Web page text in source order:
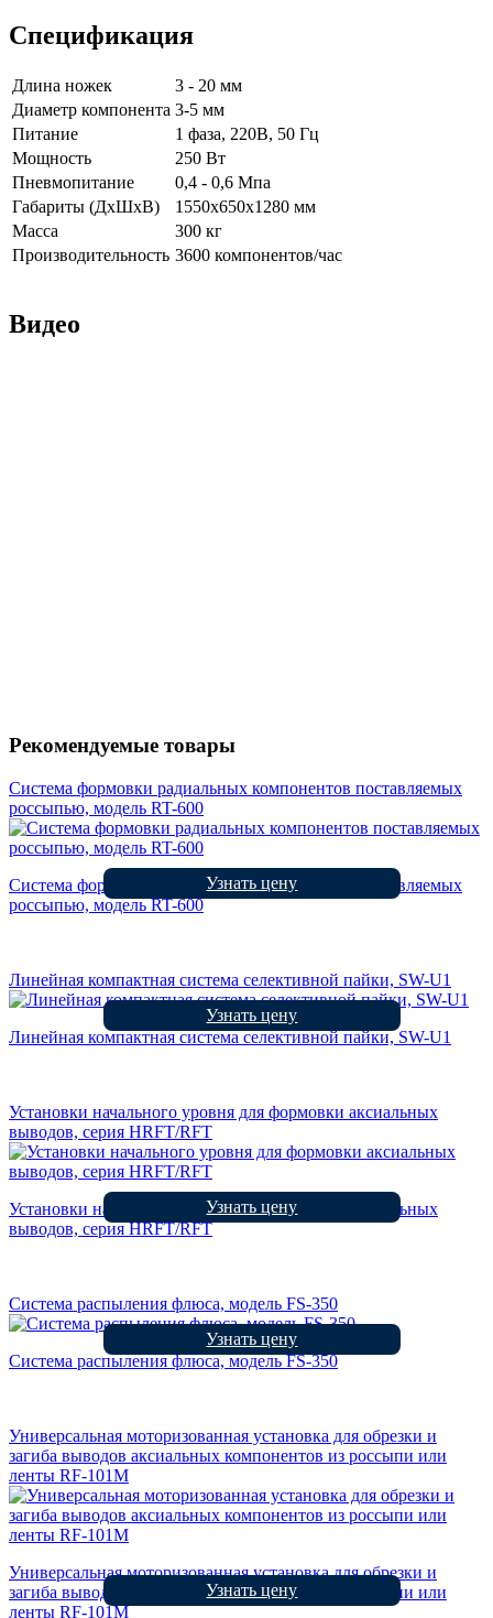
Спецификация
Длина ножек
3 - 20 мм
Диаметр компонента 3-5 мм
Питание
1 фаза, 220В, 50 Гц
Мощность
250 Вт
Пневмопитание
0,4 - 0,6 Мпа
Габариты (ДхШхВ)
1550х650х1280 мм
Масса
300 кг
Производительность 3600 компонентов/час
Видео
Рекомендуемые товары
Система формовки радиальных компонентов поставляемых
россыпью, модель RT-600
Система формовки радиальных компонентов поставляемых
россыпью, модель RT-600
Узнать цену
Линейная компактная система селективной пайки, SW-U1
Линейная компактная система селективной пайки, SW-U1
Узнать цену
Установки начального уровня для формовки аксиальных
выводов, серия HRFT/RFT
Установки начального уровня для формовки аксиальных
выводов, серия HRFT/RFT
Узнать цену
Cистема распыления флюса, модель FS-350
Cистема распыления флюса, модель FS-350
Узнать цену
Универсальная моторизованная установка для обрезки и
загиба выводов аксиальных компонентов из россыпи или
ленты RF-101M
Универсальная моторизованная установка для обрезки и
загиба выводов аксиальных компонентов из россыпи или
ленты RF-101M
Узнать цену